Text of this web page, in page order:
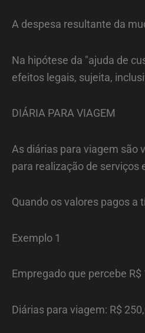
A despesa resultante da
Na hipótese da "ajuda de
efeitos legais, sujeita,
DIÁRIA PARA VIAGEM
As diárias para viagem são
para realização de serviços
Quando os valores pagos a
Exemplo 1
Empregado que percebe
Diárias para viagem: R$